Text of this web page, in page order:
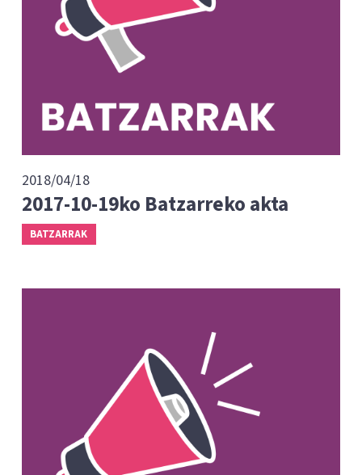
2018/04/18
2017-10-19ko Batzarreko akta
BATZARRAK